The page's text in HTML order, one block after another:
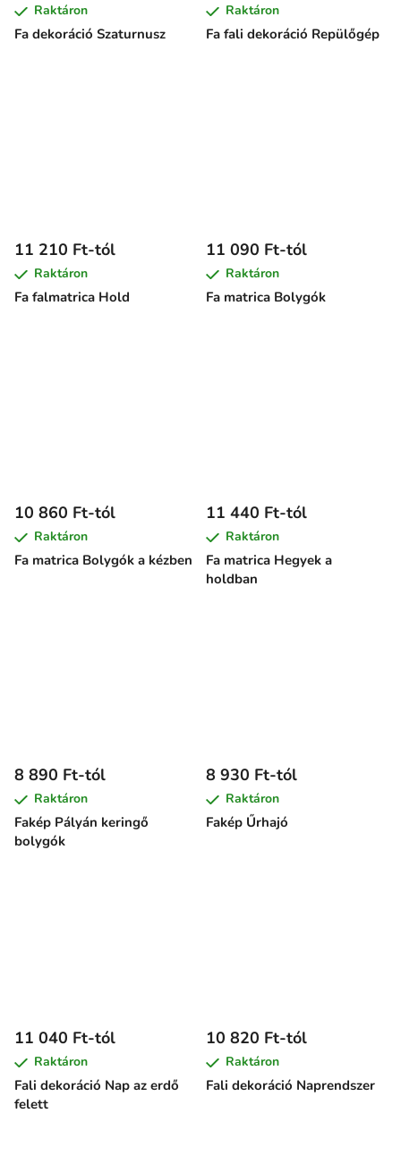
Fa dekoráció Szaturnusz
Raktáron
Fa fali dekoráció Repülőgép
Raktáron
Fa falmatrica Hold
11 210 Ft-tól
Raktáron
Fa matrica Bolygók
11 090 Ft-tól
Raktáron
Fa matrica Bolygók a kézben
10 860 Ft-tól
Raktáron
Fa matrica Hegyek a
holdban
11 440 Ft-tól
Raktáron
Fakép Pályán keringő
bolygók
8 890 Ft-tól
Raktáron
Fakép Űrhajó
8 930 Ft-tól
Raktáron
Fali dekoráció Nap az erdő
felett
11 040 Ft-tól
Raktáron
Fali dekoráció Naprendszer
10 820 Ft-tól
Raktáron